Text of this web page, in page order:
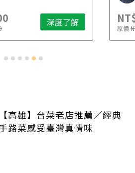
深度了解 原價
【高雄】台菜老店推薦／經典
路菜感受臺灣真情味